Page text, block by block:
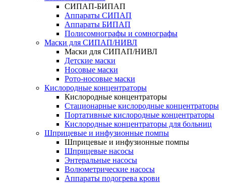
CИПАП-БИПАП
Аппараты СИПАП
Аппараты БИПАП
Полисомнографы и сомнографы
Маски для СИПАП/НИВЛ
Маски для СИПАП/НИВЛ
Детские маски
Носовые маски
Рото-носовые маски
Кислородные концентраторы
Кислородные концентраторы
Стационарные кислородные концентраторы
Портативные кислородные концентраторы
Кислородные концентраторы для больниц
Шприцевые и инфузионные помпы
Шприцевые и инфузионные помпы
Шприцевые насосы
Энтеральные насосы
Волюметрические насосы
Аппараты подогрева крови